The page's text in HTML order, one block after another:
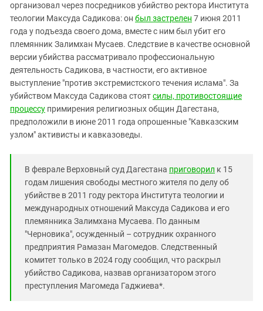
организовал через посредников убийство ректора Института
теологии Максуда Садикова: он был застрелен 7 июня 2011
года у подъезда своего дома, вместе с ним был убит его
племянник Залимхан Мусаев. Следствие в качестве основной
версии убийства рассматривало профессиональную
деятельность Садикова, в частности, его активное
выступление "против экстремистского течения ислама". За
убийством Максуда Садикова стоятсилы, противостоящие
процессу примирения религиозных общин Дагестана,
предположили в июне 2011 года опрошенные "Кавказским
узлом" активисты и кавказоведы.
В феврале Верховный суд Дагестана приговорил к 15
годам лишения свободы местного жителя по делу об
убийстве в 2011 году ректора Института теологии и
международных отношений Максуда Садикова и его
племянника Залимхана Мусаева. По данным
"Черновика", осужденный – сотрудник охранного
предприятия Рамазан Магомедов. Следственный
комитет только в 2024 году сообщил, что раскрыл
убийство Садикова, назвав организатором этого
преступления Магомеда Гаджиева*.